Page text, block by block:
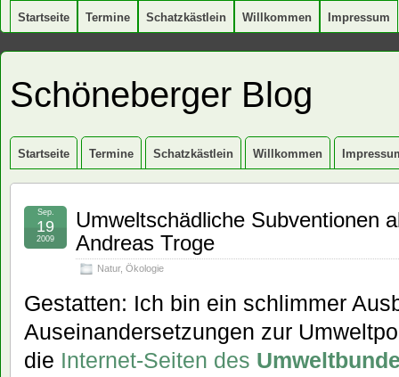
Startseite Termine Schatzkästlein Willkommen Impressum
Schöneberger Blog
Startseite Termine Schatzkästlein Willkommen
Umweltschädliche Subventionen
Andreas Troge
Natur, Ökologie
Sep.
19
2009
Gestatten: Ich bin ein schlimmer
Auseinandersetzungen zur
die Internet-Seiten des